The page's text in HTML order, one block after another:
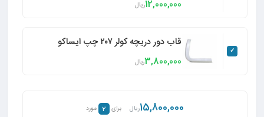
12,000,000ریال
قاب دور دریچه کولر ۲۰۷ چپ ایساکو
3,800,000ریال
15,800,000ریال برای 2 مورد